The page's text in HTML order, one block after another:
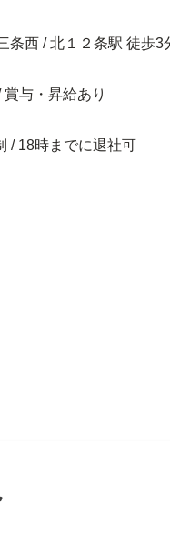
条西 / 北１２条駅 徒歩3
与・昇給あり
/ 18時までに退社可